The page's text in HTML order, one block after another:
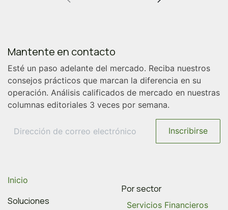
Mantente en contacto
Esté un paso adelante del mercado. Reciba nuestros
consejos prácticos que marcan la diferencia en su
operación. Análisis calificados de mercado en nuestras
columnas editoriales 3 veces por semana.
Inscribirse
Inicio
Soluciones
Por sector
Servicios Financieros